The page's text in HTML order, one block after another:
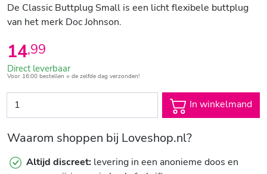
De Classic Buttplug Small is een licht flexibele buttplug
van het merk Doc Johnson.
14,99
Direct leverbaar
Voor 16:00 bestellen = de zelfde dag verzonden!
In winkelmand
Waarom shoppen bij Loveshop.nl?
Altijd discreet: levering in een anonieme doos en